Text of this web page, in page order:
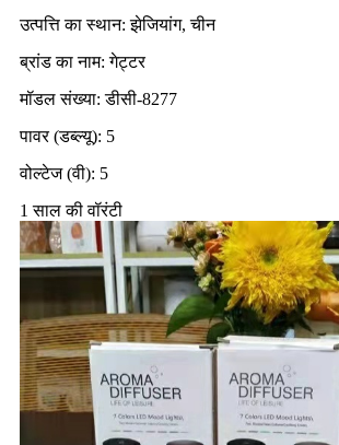
उत्पत्ति का स्थान: झेजियांग, चीन
ब्रांड का नाम: गेट्टर
मॉडल संख्या: डीसी-8277
पावर (डब्ल्यू): 5
वोल्टेज (वी): 5
1 साल की वॉरंटी